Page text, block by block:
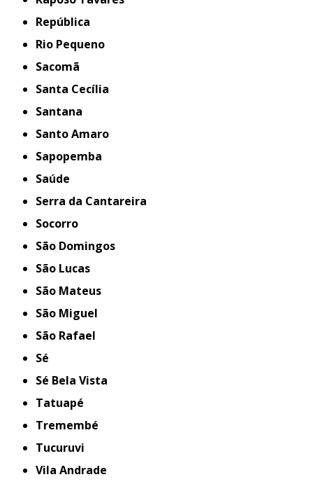
República
Rio Pequeno
Sacomã
Santa Cecília
Santana
Santo Amaro
Sapopemba
Saúde
Serra da Cantareira
Socorro
São Domingos
São Lucas
São Mateus
São Miguel
São Rafael
Sé
Sé Bela Vista
Tatuapé
Tremembé
Tucuruvi
Vila Andrade